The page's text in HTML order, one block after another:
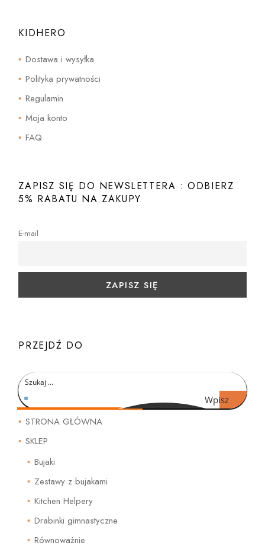
KIDHERO
Dostawa i wysyłka
Polityka prywatności
Regulamin
Moja konto
FAQ
ZAPISZ SIĘ DO NEWSLETTERA : ODBIERZ
5% RABATU NA ZAKUPY
E-mail
PRZEJDŹ DO
Wpisz
STRONA GŁÓWNA
SKLEP
Bujaki
Zestawy z bujakami
Kitchen Helpery
Drabinki gimnastyczne
Równoważnie